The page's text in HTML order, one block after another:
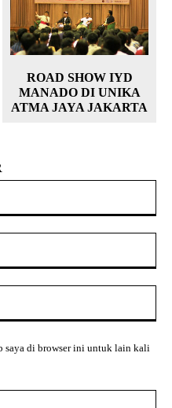
ROAD SHOW IYD
MANADO DI UNIKA
ATMA JAYA JAKARTA
saya di browser ini untuk lain kali